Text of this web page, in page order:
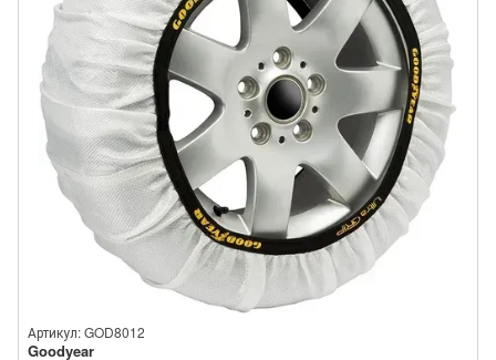
Артикул: GOD8012
Goodyear